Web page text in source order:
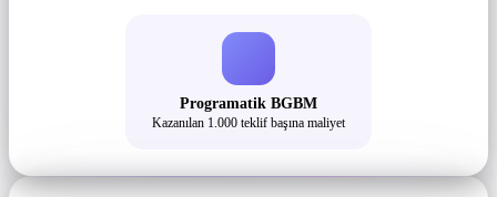
Programatik BGBM
Kazanılan 1.000 teklif başına maliyet